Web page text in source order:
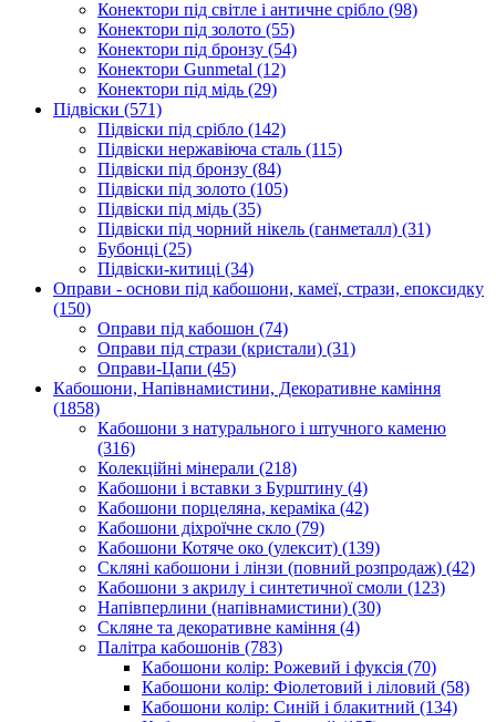
Конектори під світле і античне срібло (98)
Конектори під золото (55)
Конектори під бронзу (54)
Конектори Gunmetal (12)
Конектори під мідь (29)
Підвіски (571)
Підвіски під срібло (142)
Підвіски нержавіюча сталь (115)
Підвіски під бронзу (84)
Підвіски під золото (105)
Підвіски під мідь (35)
Підвіски під чорний нікель (ганметалл) (31)
Бубонці (25)
Підвіски-китиці (34)
Оправи - основи під кабошони, камеї, стрази, епоксидку
(150)
Оправи під кабошон (74)
Оправи під стрази (кристали) (31)
Оправи-Цапи (45)
Кабошони, Напівнамистини, Декоративне каміння
(1858)
Кабошони з натурального і штучного каменю
(316)
Колекційні мінерали (218)
Кабошони і вставки з Бурштину (4)
Кабошони порцеляна, кераміка (42)
Кабошони діхроїчне скло (79)
Кабошони Котяче око (улексит) (139)
Скляні кабошони і лінзи (повний розпродаж) (42)
Кабошони з акрилу і синтетичної смоли (123)
Напівперлини (напівнамистини) (30)
Скляне та декоративне каміння (4)
Палітра кабошонів (783)
Кабошони колір: Рожевий і фуксія (70)
Кабошони колір: Фіолетовий і ліловий (58)
Кабошони колір: Синій і блакитний (134)